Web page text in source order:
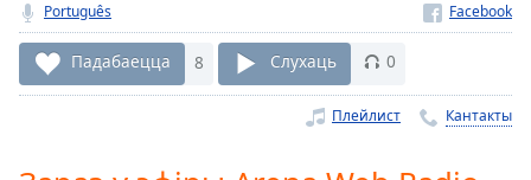
live,
currently
behind
LIVE
Remaining
Português
Падабаецца 8 Слухаць 0
Плейлист Кантакты